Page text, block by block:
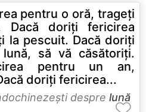
pentru o oră, trageţi
doriţi fericirea
la pescuit. Dacă doriţi
să vă căsătoriţi.
pentru un an,
doriţi fericirea...
despre lună